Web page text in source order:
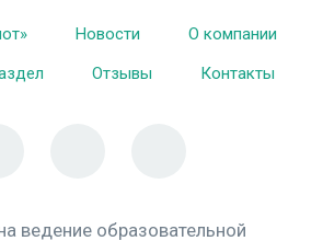
Новости
О компании
Отзывы Контакты
ведение образовательной